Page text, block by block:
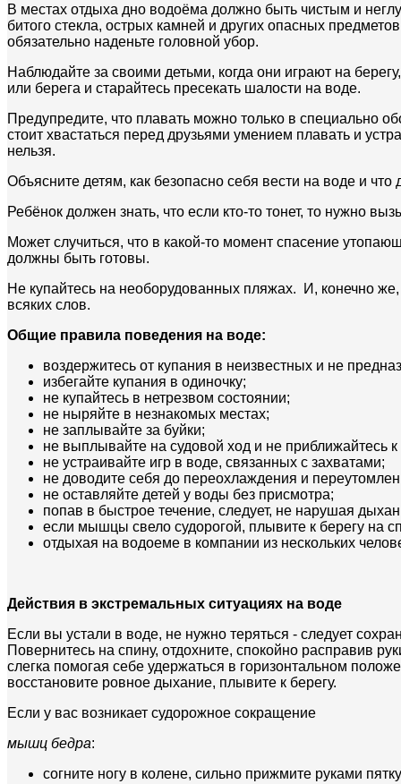
В местах отдыха дно водоёма должно быть чистым и
битого стекла, острых камней и других опасных
обязательно наденьте головной убор.
Наблюдайте за своими детьми, когда они играют на
или берега и старайтесь пресекать шалости на воде.
Предупредите, что плавать можно только в специально
стоит хвастаться перед друзьями умением плавать и
нельзя.
Объясните детям, как безопасно себя вести на воде и что
Ребёнок должен знать, что если кто-то тонет, то нужно
Может случиться, что в какой-то момент спасение
должны быть готовы.
Не купайтесь на необорудованных пляжах. И, конечно
всяких слов.
Общие правила поведения на воде:
воздержитесь от купания в неизвестных и не
избегайте купания в одиночку;
не купайтесь в нетрезвом состоянии;
не ныряйте в незнакомых местах;
не заплывайте за буйки;
не выплывайте на судовой ход и не приближайтесь к
не устраивайте игр в воде, связанных с захватами;
не доводите себя до переохлаждения и
не оставляйте детей у воды без присмотра;
попав в быстрое течение, следует, не нарушая
если мышцы свело судорогой, плывите к берегу на
отдыхая на водоеме в компании из нескольких
Действия в экстремальных ситуациях на воде
Если вы устали в воде, не нужно теряться - следует
Повернитесь на спину, отдохните, спокойно расправив
слегка помогая себе удержаться в горизонтальном
восстановите ровное дыхание, плывите к берегу.
Если у вас возникает судорожное сокращение
мышц бедра:
согните ногу в колене, сильно прижмите руками